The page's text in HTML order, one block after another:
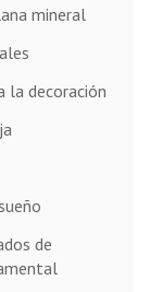
mineral
la decoración
de